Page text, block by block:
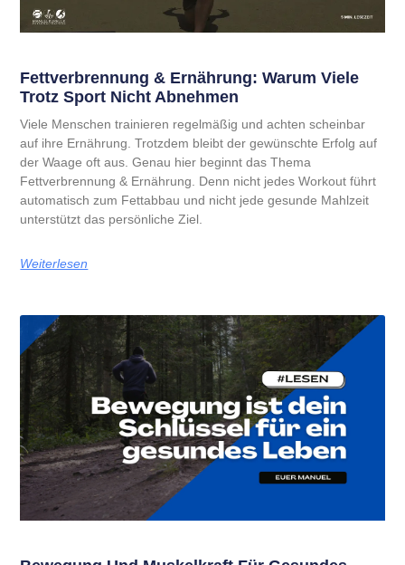
Fettverbrennung & Ernährung: Warum Viele
Trotz Sport Nicht Abnehmen
Viele Menschen trainieren regelmäßig und achten scheinbar
auf ihre Ernährung. Trotzdem bleibt der gewünschte Erfolg auf
der Waage oft aus. Genau hier beginnt das Thema
Fettverbrennung & Ernährung. Denn nicht jedes Workout führt
automatisch zum Fettabbau und nicht jede gesunde Mahlzeit
unterstützt das persönliche Ziel.
Weiterlesen